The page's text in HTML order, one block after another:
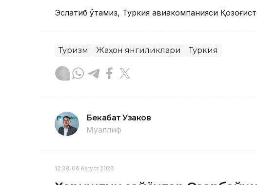
Эслатиб ўтамиз, Туркия авиакомпанияси
Туризм Жаҳон янгиликлари Туркия
Бекабат Узаков
Муаллиф
12:38, 06 Август 2026